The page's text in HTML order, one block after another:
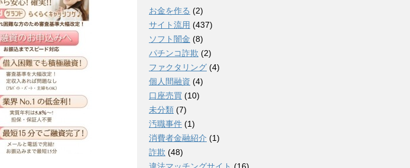
お金を作る (2)
サイト流用 (437)
ソフト闇金 (8)
パチンコ詐欺 (2)
ファクタリング (4)
個人間融資 (4)
口座売買 (10)
未分類 (7)
汚職事件 (1)
消費者金融紹介 (1)
詐欺 (48)